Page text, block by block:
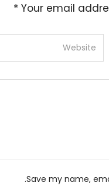
Your email
*
Save my name,